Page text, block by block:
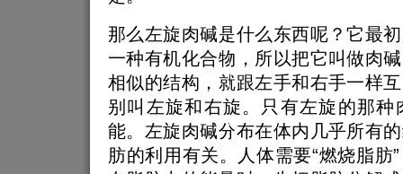
那么左旋肉碱是什么东西呢？它最
一种有机化合物，所以把它叫做肉
相似的结构，就跟左手和右手一样
别叫左旋和右旋。只有左旋的那种
能。左旋肉碱分布在体内几乎所有
肪的利用有关。人体需要“燃烧脂肪